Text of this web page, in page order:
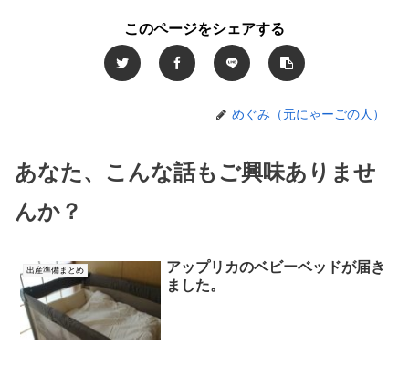
このページをシェアする
めぐみ（元にゃーごの人）
あなた、こんな話もご興味ありませ
んか？
出産準備まとめ
アップリカのベビーベッドが届き
ました。